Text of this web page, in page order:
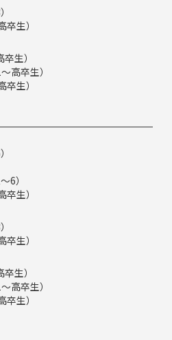
生）
生）
高卒生）
生）
6）
生）
生）
生）
高卒生）
生）